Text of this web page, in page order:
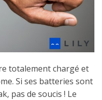
totalement chargé et
Si ses batteries sont
pas de soucis ! Le